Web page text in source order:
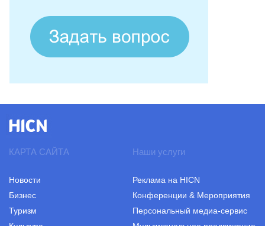
КАРТА САЙТА
Новости
Бизнес
Туризм
Наши услуги
Реклама на HICN
Конференции & Мероприятия
Персональный медиа-сервис